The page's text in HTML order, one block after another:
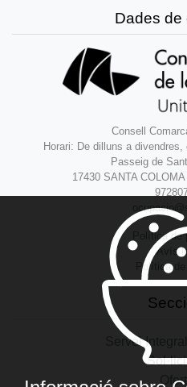
Dades de
Consell
Horari: De dilluns a
Passeig de
17430 SANTA
Política de
Avís
Política
Servei